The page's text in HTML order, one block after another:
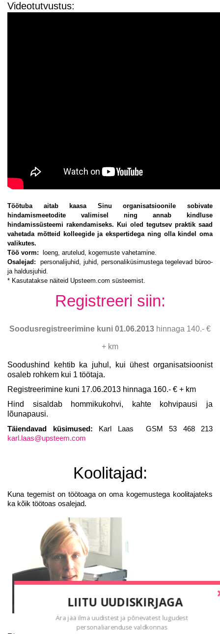
Videotutvustus:
Töötuba aitab kaasa Sinu organisatsioonile sobivate
hindamismeetodite valimisel ning annab kindluse
hindamissüsteemi rakendamiseks. Kui oled tegutsev praktik saad
vahetada mõtteid kolleegide ja ekspertidega ning olla kindel oma
valikutes.
Töö vorm:
loeng, arutelud, kogemuste vahetamine.
Osalejad:
personalijuhid, juhid, personaliküsimustega tegelevad büroo-
ja haldusjuhid.
* Kasutatakse näiteid Upsteem.com süsteemist.
Registreeri siin:
Soodusregistreerimine kuni 01.06.2013 hinnaga 140.- €
+ km
Soodushind kehtib ka juhul, kui ühest organisatsioonist
osaleb rohkem kui 1 töötaja.
Registreerimine kuni 17.06.2013 hinnaga 160.- € + km
Hind sisaldab hommikukohvi, kahte kohvipausi ja
lõunapausi.
Täiendavad küsimused: Karl Laas GSM 53 468 213
karl.laas@upsteem.com
Koolitajad:
Kuna tegemist on töötoaga on oma kogemustega koolitajateks
ka kõik töötoas osalejad.
LIITU UUDISKIRJAGA
Ära jää ilma uudistest ja põnevatest lugudest
personaliarenduse valdkonnas